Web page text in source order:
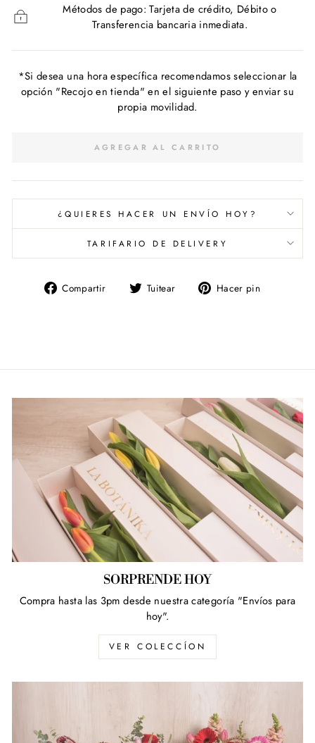
Métodos de pago: Tarjeta de crédito, Débito o
Transferencia bancaria inmediata.
*Si desea una hora específica recomendamos seleccionar la
opción "Recojo en tienda" en el siguiente paso y enviar su
propia movilidad.
AGREGAR AL CARRITO
¿QUIERES HACER UN ENVÍO HOY?
TARIFARIO DE DELIVERY
Compartir
CompartirTuitear
Tuitear Hacer pin
SORPRENDE HOY
Compra hasta las 3pm desde nuestra categoría "Envíos para
hoy".
VER COLECCÍON